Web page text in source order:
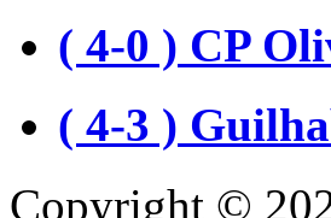
( 4-0 ) CP
( 4-3 )
Copyright ©